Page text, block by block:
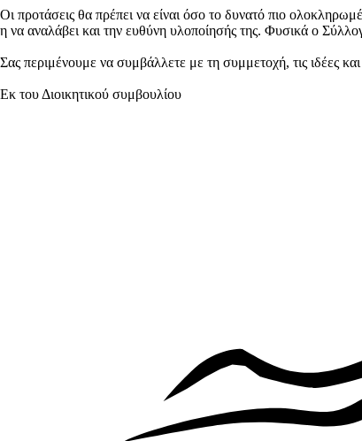
Οι προτάσεις θα πρέπει να είναι όσο το δυνατό πιο
η να αναλάβει και την ευθύνη υλοποίησής της. Φυσικά ο
Σας περιμένουμε να συμβάλλετε με τη συμμετοχή, τις ιδέες
Εκ του Διοικητικού συμβουλίου